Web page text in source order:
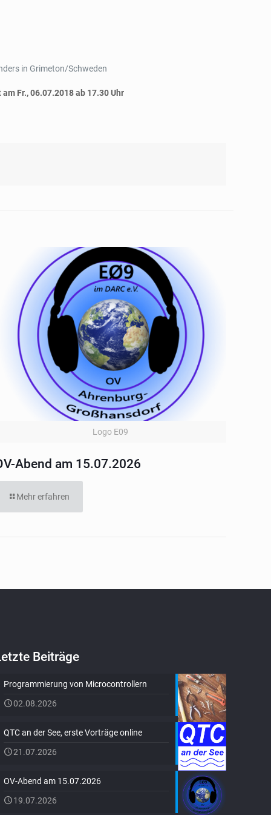
in Grimeton/Schweden
Fr., 06.07.2018 ab 17.30 Uhr
Logo E09
Abend am 15.07.2026
Mehr erfahren
Beiträge
Programmierung von Microcontrollern
02.08.2026
QTC an der See, erste Vorträge online
21.07.2026
OV-Abend am 15.07.2026
19.07.2026